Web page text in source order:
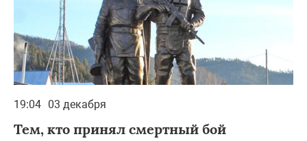
19:04 03 декабря
Тем, кто принял смертный бой